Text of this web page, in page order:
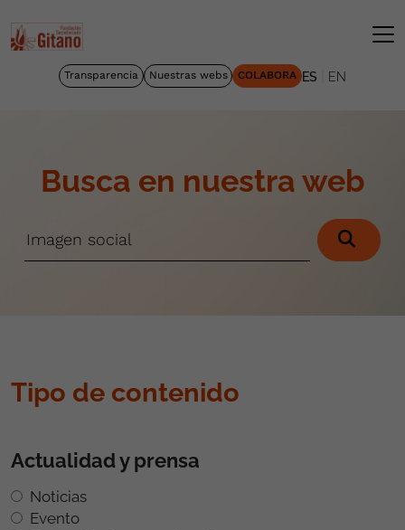
Transparencia Nuestras webs COLABORA ES EN
Busca en nuestra web
Tipo de contenido
Actualidad y prensa
Noticias
Evento